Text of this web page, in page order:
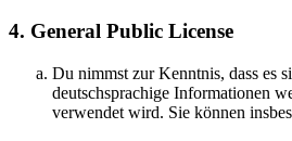
4. General Public License
Du nimmst zur Kenntnis, dass es
deutschsprachige Informationen
verwendet wird. Sie können